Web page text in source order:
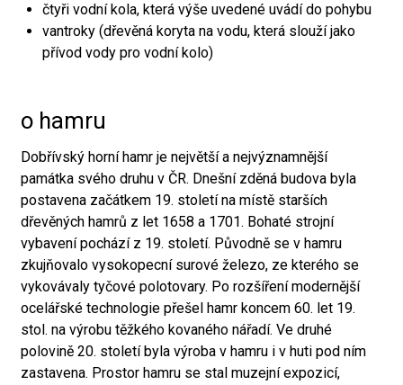
čtyři vodní kola, která výše uvedené uvádí do pohybu
vantroky (dřevěná koryta na vodu, která slouží jako
přívod vody pro vodní kolo)
o hamru
Dobřívský horní hamr je největší a nejvýznamnější
památka svého druhu v ČR. Dnešní zděná budova byla
postavena začátkem 19. století na místě starších
dřevěných hamrů z let 1658 a 1701. Bohaté strojní
vybavení pochází z 19. století. Původně se v hamru
zkujňovalo vysokopecní surové železo, ze kterého se
vykovávaly tyčové polotovary. Po rozšíření modernější
ocelářské technologie přešel hamr koncem 60. let 19.
stol. na výrobu těžkého kovaného nářadí. Ve druhé
polovině 20. století byla výroba v hamru i v huti pod ním
zastavena. Prostor hamru se stal muzejní expozicí,